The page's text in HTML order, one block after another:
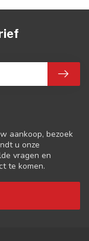
aankoop, bezoek
u onze
vragen en
te komen.